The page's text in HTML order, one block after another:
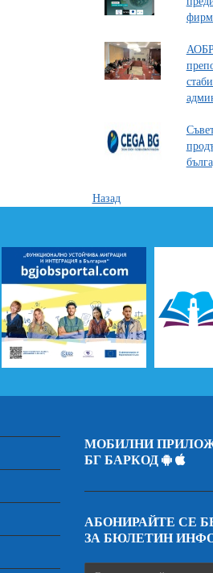
Назад
МОБИЛНИ
БГ БАРКОД
АБОНИРАЙТЕ СЕ
ЗА БЮЛЕТИН